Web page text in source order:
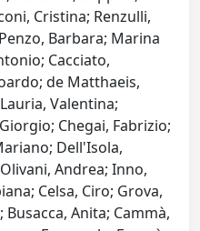
Cristina; Renzulli,
Barbara; Marina
Cacciato,
de Matthaeis,
Valentina;
Chegai, Fabrizio;
Dell'Isola,
Andrea; Inno,
Celsa, Ciro; Grova,
Anita; Cammà,